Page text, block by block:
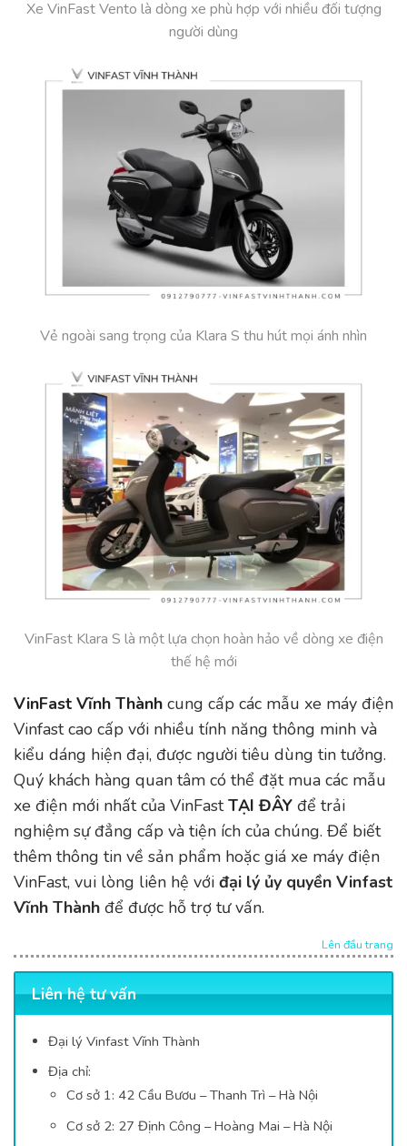
Xe VinFast Vento là dòng xe phù hợp với nhiều đối tượng
người dùng
Vẻ ngoài sang trọng của Klara S thu hút mọi ánh nhìn
VinFast Klara S là một lựa chọn hoàn hảo về dòng xe điện
thế hệ mới
VinFast Vĩnh Thành cung cấp các mẫu xe máy điện
Vinfast cao cấp với nhiều tính năng thông minh và
kiểu dáng hiện đại, được người tiêu dùng tin tưởng.
Quý khách hàng quan tâm có thể đặt mua các mẫu
xe điện mới nhất của VinFastTẠI ĐÂY để trải
nghiệm sự đẳng cấp và tiện ích của chúng. Để biết
thêm thông tin về sản phẩm hoặc giá xe máy điện
VinFast, vui lòng liên hệ với đại lý ủy quyền Vinfast
Vĩnh Thành để được hỗ trợ tư vấn.
Lên đầu trang
Liên hệ tư vấn
Đại lý Vinfast Vĩnh Thành
Địa chỉ:
Cơ sở 1: 42 Cầu Bươu – Thanh Trì – Hà Nội
Cơ sở 2: 27 Định Công – Hoàng Mai – Hà Nội